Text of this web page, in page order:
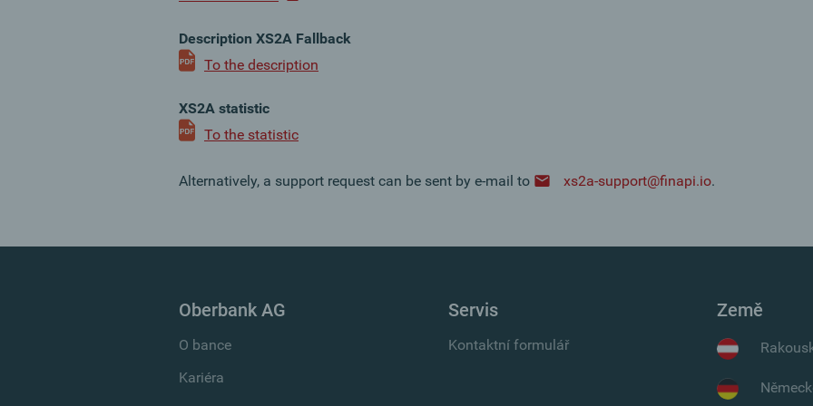
Description XS2A Fallback
To the description
XS2A statistic
To the statistic
Alternatively, a support request can be sent by e-mail to xs2a-support@finapi.io.
Oberbank AG
O bance
Kariéra
Servis
Kontaktní formulář
Země